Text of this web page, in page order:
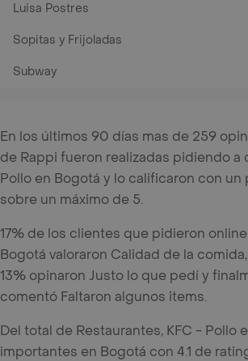
Luisa Postres
Sopitas y Frijoladas
Subway
En los últimos 90 días mas de 259
de Rappi fueron realizadas pidiendo a
Pollo en Bogotá y lo calificaron con un
sobre un máximo de 5.
17% de los clientes que pidieron
Bogotá valoraron Calidad de la
13% opinaron Justo lo que pedí y
comentó Faltaron algunos items.
Del total de Restaurantes, KFC - Pollo
importantes en Bogotá con 4.1 de